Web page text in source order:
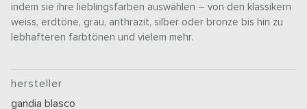
indem sie ihre lieblingsfarben auswählen – von den klassikern
weiss, erdtöne, grau, anthrazit, silber oder bronze bis hin zu
lebhafteren farbtönen und vielem mehr.
hersteller
gandia blasco